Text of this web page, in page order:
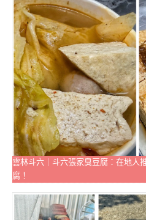
雲林斗六｜斗六張家臭豆腐：在地人
腐！